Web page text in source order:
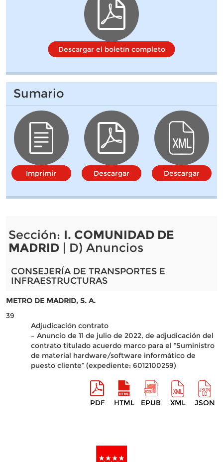
Descargar el boletín completo
Sumario
Imprimir Descargar Descargar
Sección: I. COMUNIDAD DE
MADRID| D) Anuncios
CONSEJERÍA DE TRANSPORTES E
INFRAESTRUCTURAS
METRO DE MADRID, S. A.
39
Adjudicación contrato
– Anuncio de 11 de julio de 2022, de adjudicación del
contrato titulado acuerdo marco para el “Suministro
de material hardware/software informático de
puesto cliente” (expediente: 6012100259)
PDF HTML EPUB XML JSON